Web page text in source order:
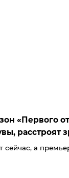
«Первого
расстроят
а